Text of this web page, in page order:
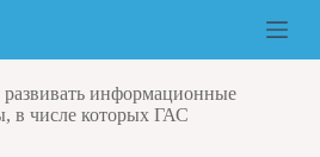
информационные
в числе которых ГАС